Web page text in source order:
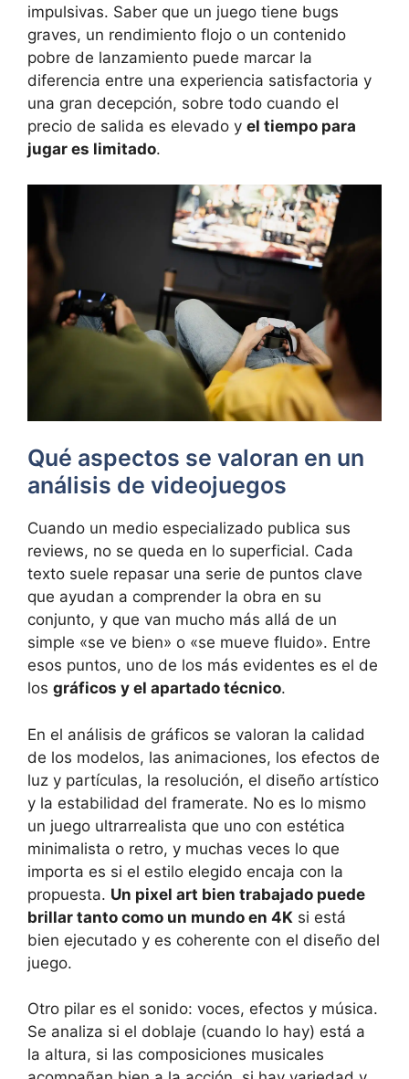
impulsivas. Saber que un juego tiene bugs
graves, un rendimiento flojo o un contenido
pobre de lanzamiento puede marcar la
diferencia entre una experiencia satisfactoria y
una gran decepción, sobre todo cuando el
precio de salida es elevado y el tiempo para
jugar es limitado.
Qué aspectos se valoran en un
análisis de videojuegos
Cuando un medio especializado publica sus
reviews, no se queda en lo superficial. Cada
texto suele repasar una serie de puntos clave
que ayudan a comprender la obra en su
conjunto, y que van mucho más allá de un
simple «se ve bien» o «se mueve fluido». Entre
esos puntos, uno de los más evidentes es el de
los gráficos y el apartado técnico.
En el análisis de gráficos se valoran la calidad
de los modelos, las animaciones, los efectos de
luz y partículas, la resolución, el diseño artístico
y la estabilidad del framerate. No es lo mismo
un juego ultrarrealista que uno con estética
minimalista o retro, y muchas veces lo que
importa es si el estilo elegido encaja con la
propuesta. Un pixel art bien trabajado puede
brillar tanto como un mundo en 4K si está
bien ejecutado y es coherente con el diseño del
juego.
Otro pilar es el sonido: voces, efectos y música.
Se analiza si el doblaje (cuando lo hay) está a
la altura, si las composiciones musicales